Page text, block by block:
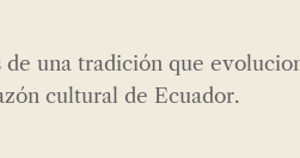
una tradición que
cultural de Ecuador.